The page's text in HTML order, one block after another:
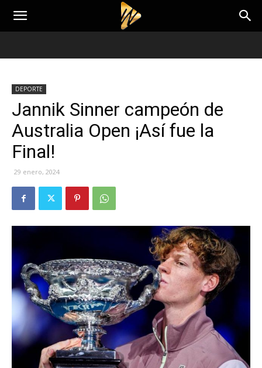
DEPORTE
Jannik Sinner campeón de
Australia Open ¡Así fue la
Final!
29 enero, 2024